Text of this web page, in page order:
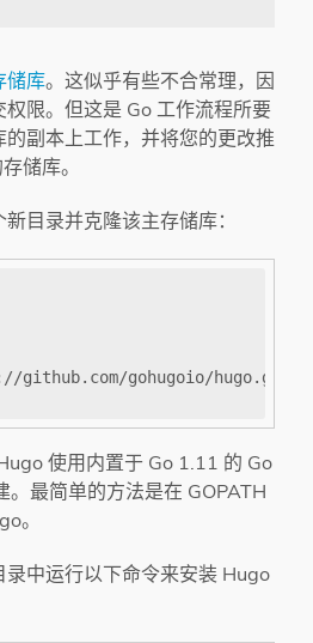
储库。这似乎有些不合常理，因
限。但这是 Go 工作流程所要
副本上工作，并将您的更改推
储库。
目录并克隆该主存储库：
使用内置于 Go 1.11 的 Go
。最简单的方法是在 GOPATH
。
中运行以下命令来安装 Hugo